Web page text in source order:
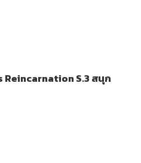
Reincarnation S.3 สนุก